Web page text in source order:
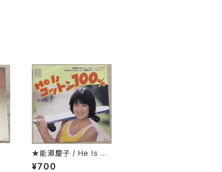
★能瀬慶子 / He Is コ
ットン100％
¥700